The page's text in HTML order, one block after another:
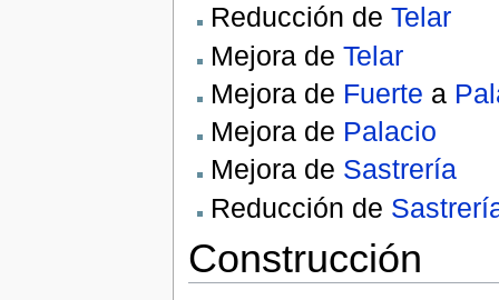
Reducción de Telar
Mejora de Telar
Mejora de Fuerte a
Mejora de Palacio
Mejora de Sastrería
Reducción de
Construcción